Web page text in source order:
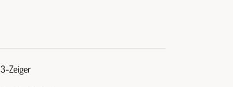
3-Zeiger